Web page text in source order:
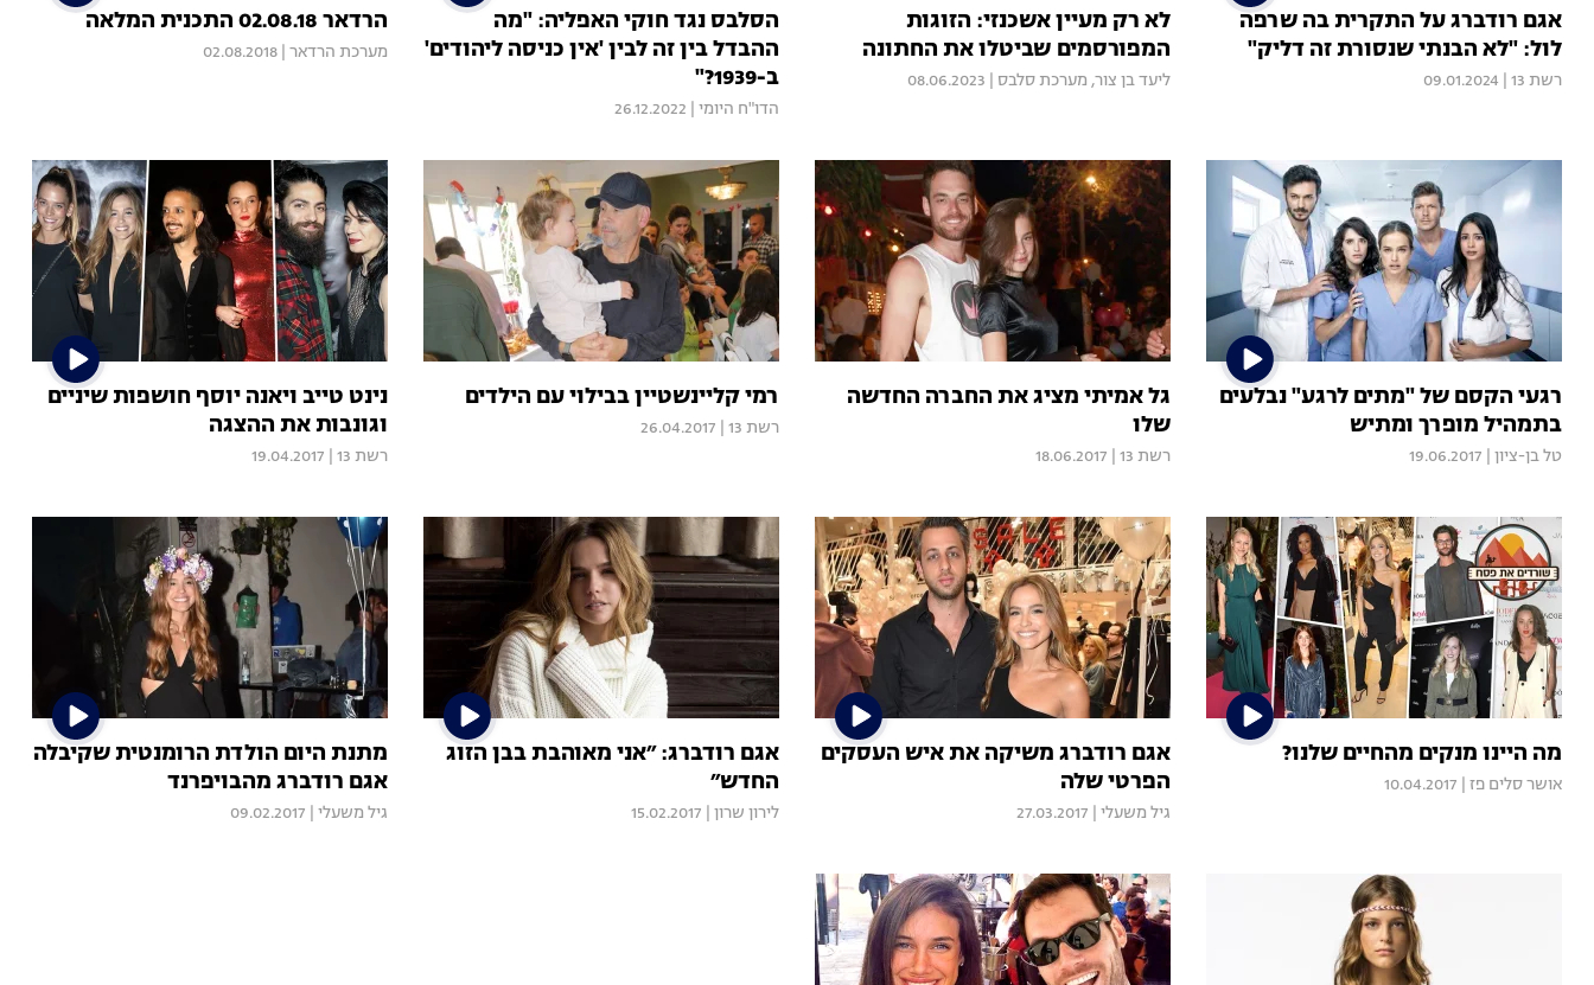
אגם רודברג על התקרית בה שרפה
לול: "לא הבנתי שנסורת זה דליק"
רשת 13 09.01.2024
לא רק מעיין אשכנזי: הזוגות
המפורסמים שביטלו את החתונה
ליעד בן צור, מערכת סלבס 08.06.2023
הסלבס נגד חוקי האפליה: "מה
ההבדל בין זה לבין 'אין כניסה ליהודים'
ב-1939?"
הדו"ח היומי 26.12.2022
הרדאר 02.08.18 התכנית המלאה
מערכת הרדאר 02.08.2018
רגעי הקסם של "מתים לרגע" נבלעים
בתמהיל מופרך ומתיש
טל בן-ציון 19.06.2017
גל אמיתי מציג את החברה החדשה
שלו
רשת 13 18.06.2017
רמי קליינשטיין בבילוי עם הילדים
רשת 13 26.04.2017
נינט טייב ויאנה יוסף חושפות שיניים
וגונבות את ההצגה
רשת 13 19.04.2017
מה היינו מנקים מהחיים שלנו?
אושר סלים פז 10.04.2017
אגם רודברג משיקה את איש העסקים
הפרטי שלה
גיל משעלי 27.03.2017
אגם רודברג: ״אני מאוהבת בבן הזוג
החדש״
לירון שרון 15.02.2017
מתנת היום הולדת הרומנטית שקיבלה
אגם רודברג מהבויפרנד
גיל משעלי 09.02.2017